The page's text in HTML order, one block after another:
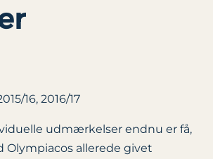
16, 2016/17
udmærkelser endnu er få,
Olympiacos allerede givet